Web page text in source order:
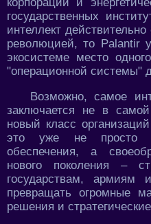
государственных
интеллект
революцией, то Palantir
экосистеме место
"операционной системы"
Возможно, самое
заключается не в
новый класс
это уже не просто
обеспечения, а
нового поколения –
государствам, армиям
превращать огромные
решения и